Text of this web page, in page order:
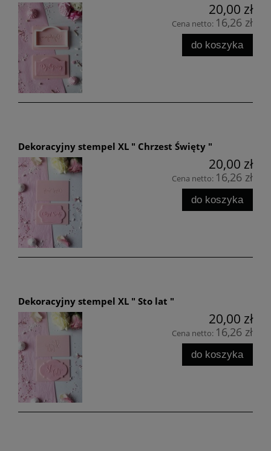
20,00 zł
Cena netto: 16,26 zł
do koszyka
Dekoracyjny stempel XL " Chrzest Święty "
20,00 zł
Cena netto: 16,26 zł
do koszyka
Dekoracyjny stempel XL " Sto lat "
20,00 zł
Cena netto: 16,26 zł
do koszyka